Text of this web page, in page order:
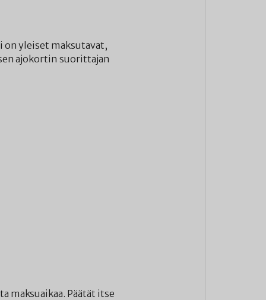
on yleiset maksutavat,
ajokortin suorittajan
maksuaikaa. Päätät itse